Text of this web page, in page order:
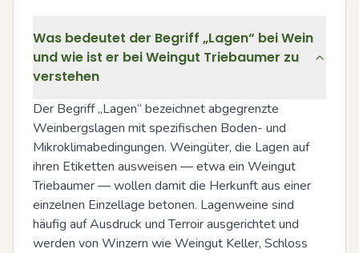
Was bedeutet der Begriff „Lagen“ bei Wein
und wie ist er bei Weingut Triebaumer zu
verstehen
Der Begriff „Lagen“ bezeichnet abgegrenzte
Weinbergslagen mit spezifischen Boden- und
Mikroklimabedingungen. Weingüter, die Lagen auf
ihren Etiketten ausweisen — etwa ein Weingut
Triebaumer — wollen damit die Herkunft aus einer
einzelnen Einzellage betonen. Lagenweine sind
häufig auf Ausdruck und Terroir ausgerichtet und
werden von Winzern wie Weingut Keller, Schloss